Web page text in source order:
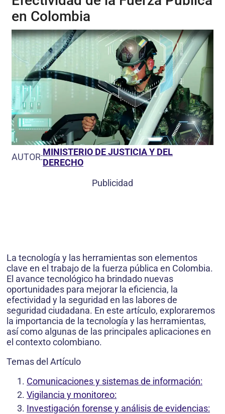
en Colombia
AUTOR:MINISTERIO DE JUSTICIA Y DEL
DERECHO
Publicidad
La tecnología y las herramientas son elementos
clave en el trabajo de la fuerza pública en Colombia.
El avance tecnológico ha brindado nuevas
oportunidades para mejorar la eficiencia, la
efectividad y la seguridad en las labores de
seguridad ciudadana. En este artículo, exploraremos
la importancia de la tecnología y las herramientas,
así como algunas de las principales aplicaciones en
el contexto colombiano.
Temas del Artículo
Comunicaciones y sistemas de información:
Vigilancia y monitoreo:
Investigación forense y análisis de evidencias: